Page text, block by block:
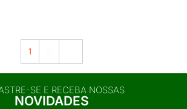
1
SE E RECEBA NOSSAS
NOVIDADES